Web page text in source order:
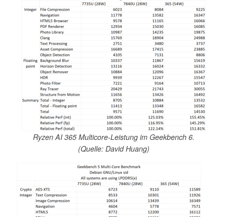
Ryzen AI 365 Multicore-Leistung im Geekbench 6.
(Quelle: David Huang)